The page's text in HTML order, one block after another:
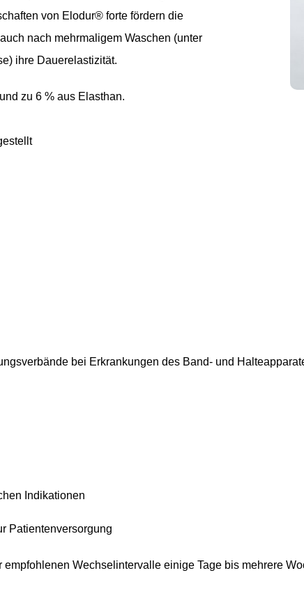
von Elodur® forte fördern die
nach mehrmaligem Waschen (unter
ihre Dauerelastizität.
zu 6 % aus Elasthan.
bei Erkrankungen des Band- und
Indikationen
Patientenversorgung
Wechselintervalle einige Tage bis mehrere